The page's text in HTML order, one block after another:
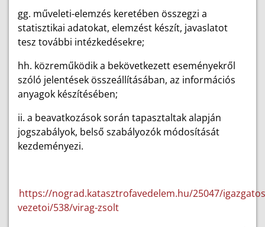
gg. műveleti-elemzés keretében összegzi a
statisztikai adatokat, elemzést készít, javaslatot
tesz további intézkedésekre;
hh. közreműködik a bekövetkezett eseményekről
szóló jelentések összeállításában, az információs
anyagok készítésében;
ii. a beavatkozások során tapasztaltak alapján
jogszabályok, belső szabályozók módosítását
kezdeményezi.
https://nograd.katasztrofavedelem.hu/25047/
vezetoi/538/virag-zsolt